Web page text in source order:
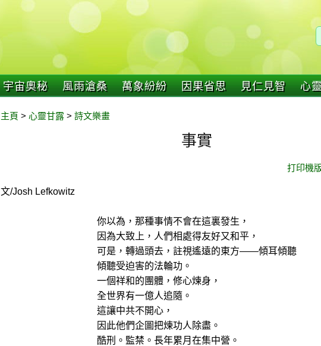
宇宙奧秘 風雨滄桑 萬象紛紛 因果省思 見仁見智 心
主頁 > 心靈甘露 > 詩文樂畫
事實
打印機
文/Josh Lefkowitz
你以為，那種事情不會在這裏發生，
因為大致上，人們相處得友好又和平，
可是，轉過頭去，註視遙遠的東方——傾耳傾聽
傾聽受迫害的法輪功。
一個祥和的團體，修心煉身，
全世界有一億人追隨。
這讓中共不開心，
因此他們企圖把煉功人除盡。
酷刑。監禁。長年累月在集中營。